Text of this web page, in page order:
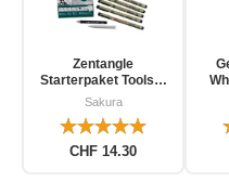
Zentangle
Starterpaket Toolset
für Einsteiger 12-
Sakura
CHF 14.30